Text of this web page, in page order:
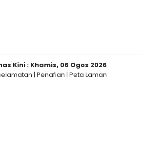
Kini : Khamis, 06 Ogos 2026
| Penafian | Peta Laman